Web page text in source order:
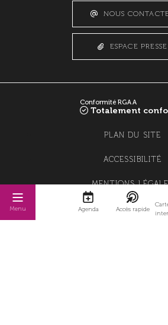
Menu Agenda Accès rapide
NOUS
ESPACE PRESSE
Conformité RGAA
Totalement
PLAN DU SITE
ACCESSIBILITÉ
MENTIONS
POLITIQUE DE